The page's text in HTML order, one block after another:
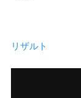
リザルト